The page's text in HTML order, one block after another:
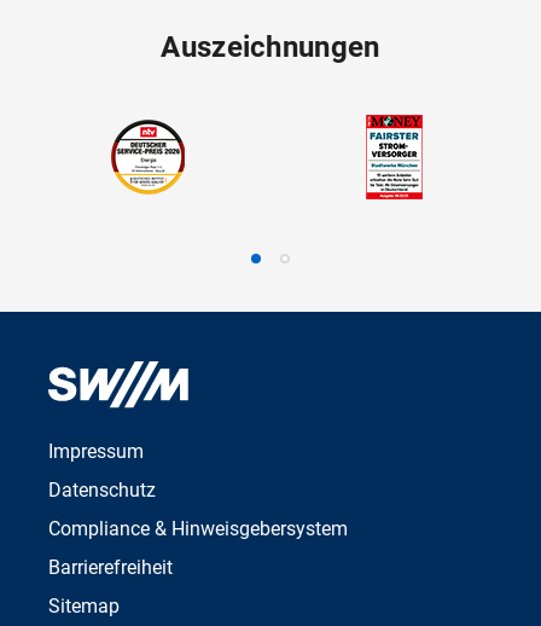
Auszeichnungen
Impressum
Datenschutz
Compliance & Hinweisgebersystem
Barrierefreiheit
Sitemap